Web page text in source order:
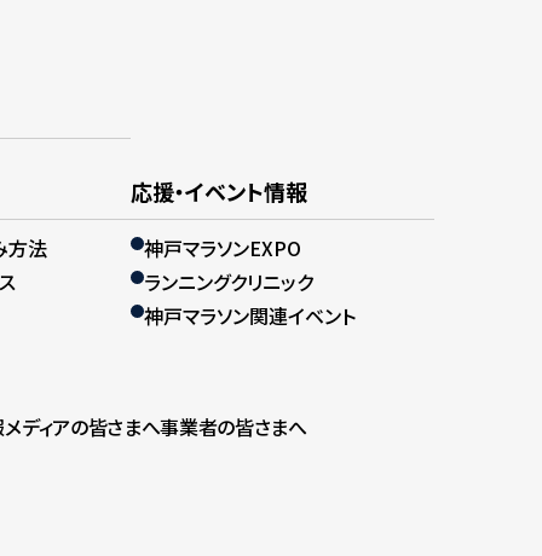
方法
応援・イベント情報
神戸マラソンEXPO
ランニングクリニック
神戸マラソン関連イベント
メディアの皆さまへ事業者の皆さまへ